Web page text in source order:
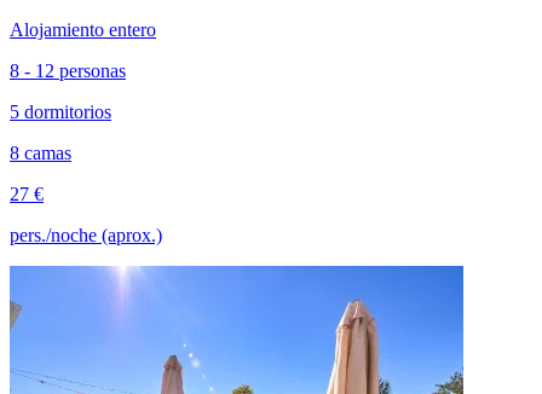
Alojamiento entero
8 - 12 personas
5 dormitorios
8 camas
27 €
pers./noche (aprox.)